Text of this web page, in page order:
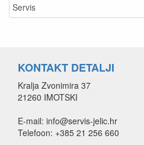
Servis
KONTAKT DETALJI
Kralja Zvonimira 37
21260 IMOTSKI
E-mail: info@servis-jelic.hr
Telefoon: +385 21 256 660